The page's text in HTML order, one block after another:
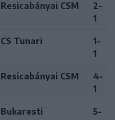
Resicabányai CSM
2-
1
CS Tunari
1-
1
Resicabányai CSM
4-
1
Bukaresti
5-